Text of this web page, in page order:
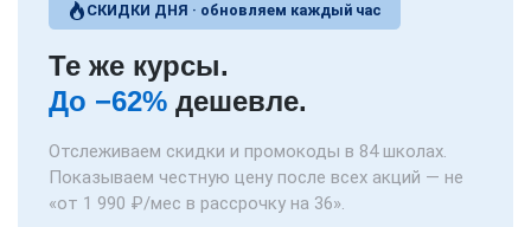
СКИДКИ ДНЯ · обновляем каждый час
Те же курсы.
До −62%дешевле.
Отслеживаем скидки и промокоды в 84 школах.
Показываем честную цену после всех акций — не
«от 1 990 ₽/мес в рассрочку на 36».